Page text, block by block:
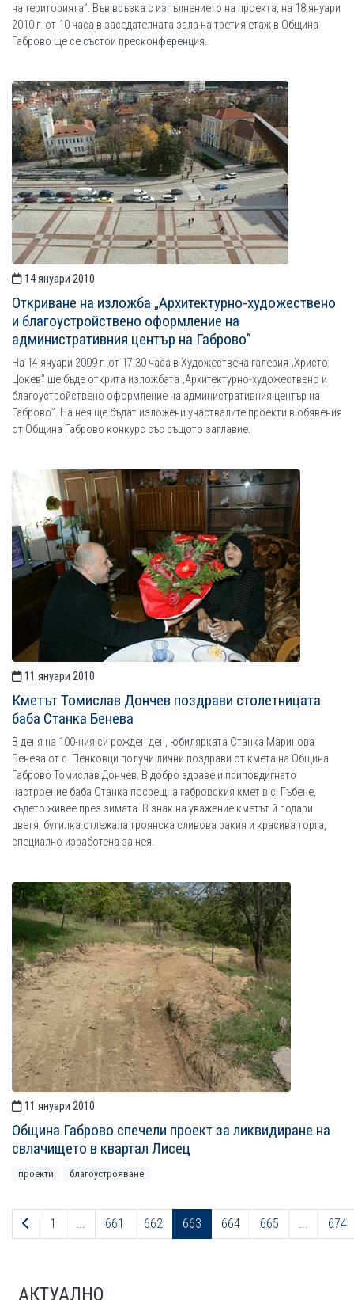
на територията”. Във връзка с изпълнението на проекта, на 18 януари
2010 г. от 10 часа в заседателната зала на третия етаж в Община
Габрово ще се състои пресконференция.
14 януари 2010
Откриване на изложба „Архитектурно-художествено
и благоустройствено оформление на
административния център на Габрово”
На 14 януари 2009 г. от 17.30 часа в Художествена галерия „Христо
Цокев” ще бъде открита изложбата „Архитектурно-художествено и
благоустройствено оформление на административния център на
Габрово”. На нея ще бъдат изложени участвалите проекти в обявения
от Община Габрово конкурс със същото заглавие.
11 януари 2010
Кметът Томислав Дончев поздрави столетницата
баба Станка Бенева
В деня на 100-ния си рожден ден, юбилярката Станка Маринова
Бенева от с. Пенковци получи лични поздрави от кмета на Община
Габрово Томислав Дончев. В добро здраве и приповдигнато
настроение баба Станка посрещна габровския кмет в с. Гъбене,
където живее през зимата. В знак на уважение кметът й подари
цветя, бутилка отлежала троянска сливова ракия и красива торта,
специално изработена за нея.
11 януари 2010
Община Габрово спечели проект за ликвидиране на
свлачището в квартал Лисец
проекти благоустрояване
Предходна страница
1 661 662 663 664 665 674
АКТУАЛНО